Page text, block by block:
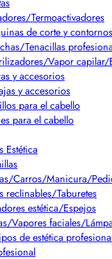
Termoactivadores
de corte y contornos
Tenacillas
Vapor capilar/
y accesorios
y accesorios
para el cabello
para el cabello
Estética
Carros/Manicura/
reclinables/Taburetes
estética/Espejos
Vapores faciales/
de estética